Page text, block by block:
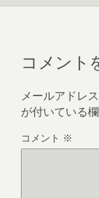
コメント
メールアドレ
が付いている
コメント ※